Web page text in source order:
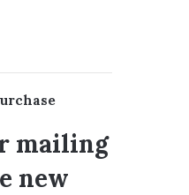
mailing
new